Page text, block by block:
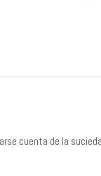
cuenta de la